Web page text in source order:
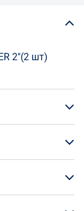
2"(2 шт)